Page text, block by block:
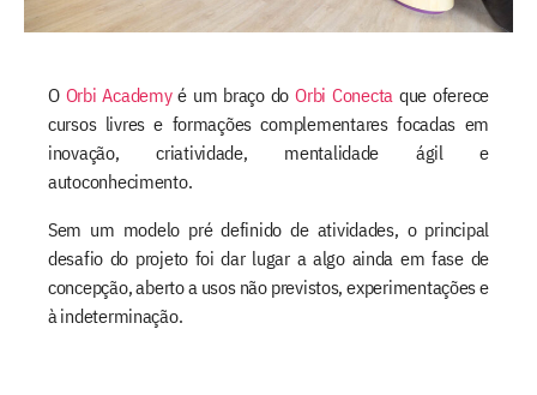
O Orbi Academyé um braço doOrbi Conectaque oferece
cursos livres e formações complementares focadas em
inovação, criatividade, mentalidade ágil e
autoconhecimento.
Sem um modelo pré definido de atividades, o principal
desafio do projeto foi dar lugar a algo ainda em fase de
concepção, aberto a usos não previstos, experimentações e
à indeterminação.